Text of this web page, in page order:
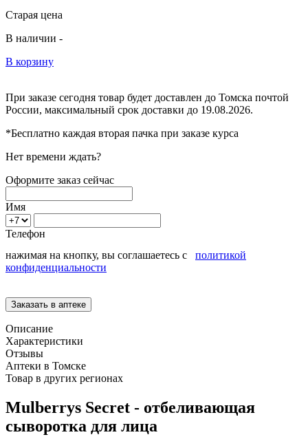
Старая цена
В наличии -
В корзину
При заказе сегодня товар будет доставлен до Томска почтой
России, максимальный срок доставки до 19.08.2026.
*Бесплатно каждая вторая пачка при заказе курса
Нет времени ждать?
Оформите заказ сейчас
Имя
Телефон
нажимая на кнопку, вы соглашаетесь с политикой
конфиденциальности
Описание
Характеристики
Отзывы
Аптеки в Томске
Товар в других регионах
Mulberrys Secret - отбеливающая
сыворотка для лица